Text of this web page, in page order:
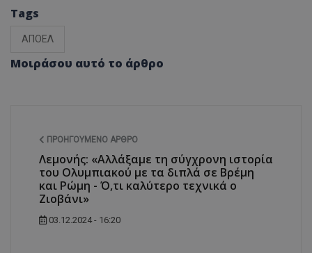
Tags
ΑΠΟΕΛ
Μοιράσου αυτό το άρθρο
ΠΡΟΗΓΟΎΜΕΝΟ ΆΡΘΡΟ
Λεμονής: «Αλλάξαμε τη σύγχρονη ιστορία
του Ολυμπιακού με τα διπλά σε Βρέμη
και Ρώμη - Ό,τι καλύτερο τεχνικά ο
Ζιοβάνι»
03.12.2024 - 16:20